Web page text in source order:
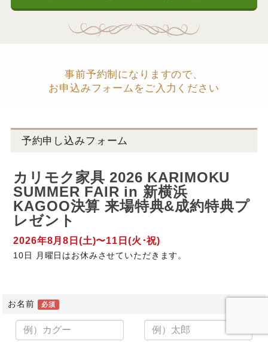
事前予約制になりますので、
お申込みフォームをご入力ください
予約申し込みフォーム
カリモク家具 2026 KARIMOKU
SUMMER FAIR in 新横浜
KAGOO決算 来場特典&成約特典プ
レゼント
2026年8月8日(土)〜11日(火･祝)
10日 月曜日はお休みさせていただきます。
お名前 必須